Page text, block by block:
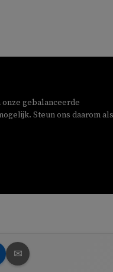
gebalanceerde
Steun ons daarom
✉